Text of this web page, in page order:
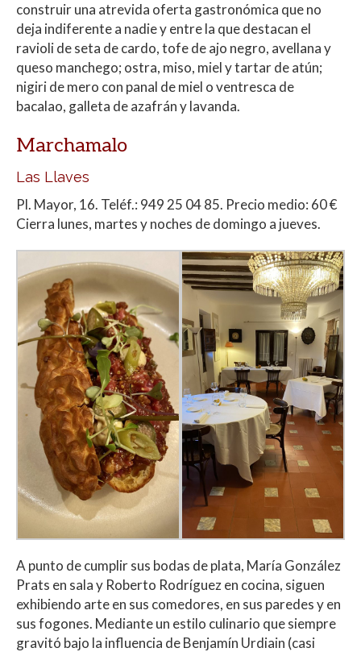
construir una atrevida oferta gastronómica que no
deja indiferente a nadie y entre la que destacan el
ravioli de seta de cardo, tofe de ajo negro, avellana y
queso manchego; ostra, miso, miel y tartar de atún;
nigiri de mero con panal de miel o ventresca de
bacalao, galleta de azafrán y lavanda.
Marchamalo
Las Llaves
Pl. Mayor, 16. Teléf.: 949 25 04 85. Precio medio: 60 €
Cierra lunes, martes y noches de domingo a jueves.
A punto de cumplir sus bodas de plata, María González
Prats en sala y Roberto Rodríguez en cocina, siguen
exhibiendo arte en sus comedores, en sus paredes y en
sus fogones. Mediante un estilo culinario que siempre
gravitó bajo la influencia de Benjamín Urdiain (casi